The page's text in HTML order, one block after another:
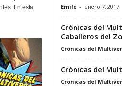
En esta
Emile - enero 7, 2017
Crónicas del
Caballeros del
Cronicas del
Crónicas del
Cronicas del